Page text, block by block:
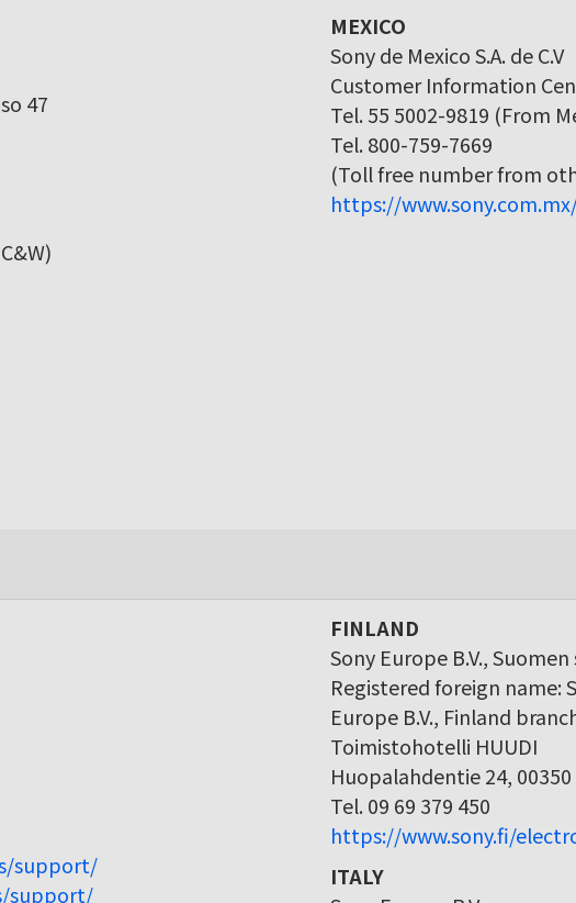
47
MEXICO
Sony de Mexico S.A. de C.V
Customer Information
Tel. 55 5002-9819 (From
Tel. 800-759-7669
(Toll free number from
https://
support/
support/
FINLAND
Sony Europe B.V.,
Registered foreign name:
Europe B.V., Finland
Toimistohotelli HUUDI
Huopalahdentie 24,
Tel. 09 69 379 450
https://www.sony.fi/
ITALY